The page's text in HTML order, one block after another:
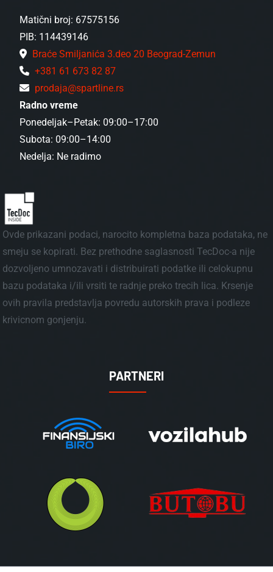
Matični broj: 67575156
PIB: 114439146
Braće Smiljanića 3.deo 20 Beograd-Zemun
+381 61 673 82 87
prodaja@spartline.rs
Radno vreme
Ponedeljak–Petak: 09:00–17:00
Subota: 09:00–14:00
Nedelja: Ne radimo
Ovde prikazani podaci, narocito kompletna baza podataka, ne
smeju se kopirati. Bez prethodne saglasnosti TecDoc-a nije
dozvoljeno umnozavati i distribuirati podatke ili celokupnu
bazu podataka i/ili vrsiti te radnje preko trecih lica. Krsenje
ovih pravila predstavlja povredu autorskih prava i podleze
krivicnom gonjenju.
PARTNERI